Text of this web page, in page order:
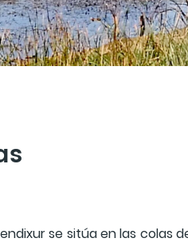
se sitúa en las colas